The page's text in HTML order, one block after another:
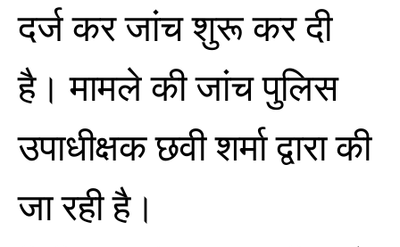
दर्ज कर जांच शुरू कर दी
है। मामले की जांच पुलिस
उपाधीक्षक छवी शर्मा द्वारा की
जा रही है।